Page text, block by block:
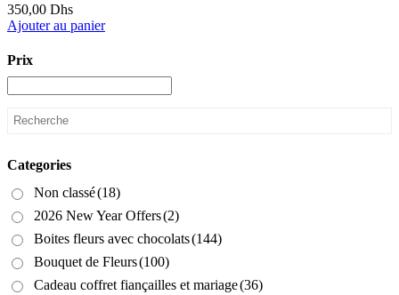
350,00 Dhs
Ajouter au panier
Prix
Categories
Non classé(18)
2026 New Year Offers(2)
Boites fleurs avec chocolats(144)
Bouquet de Fleurs(100)
Cadeau coffret fiançailles et mariage(36)